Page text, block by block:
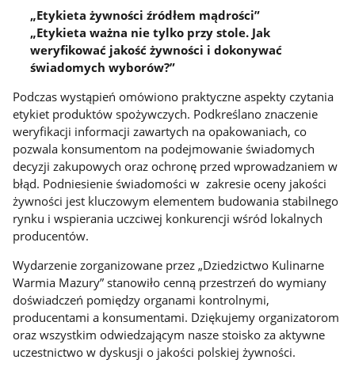
„Etykieta żywności źródłem mądrości”
„Etykieta ważna nie tylko przy stole. Jak
weryfikować jakość żywności i dokonywać
świadomych wyborów?”
Podczas wystąpień omówiono praktyczne aspekty czytania
etykiet produktów spożywczych. Podkreślano znaczenie
weryfikacji informacji zawartych na opakowaniach, co
pozwala konsumentom na podejmowanie świadomych
decyzji zakupowych oraz ochronę przed wprowadzaniem w
błąd. Podniesienie świadomości w zakresie oceny jakości
żywności jest kluczowym elementem budowania stabilnego
rynku i wspierania uczciwej konkurencji wśród lokalnych
producentów.
Wydarzenie zorganizowane przez „Dziedzictwo Kulinarne
Warmia Mazury” stanowiło cenną przestrzeń do wymiany
doświadczeń pomiędzy organami kontrolnymi,
producentami a konsumentami. Dziękujemy organizatorom
oraz wszystkim odwiedzającym nasze stoisko za aktywne
uczestnictwo w dyskusji o jakości polskiej żywności.